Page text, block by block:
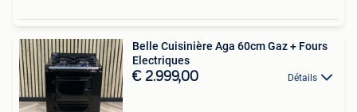
Belle Cuisinière Aga 60cm Gaz + Fours
Electriques
€ 2.999,00 Détails